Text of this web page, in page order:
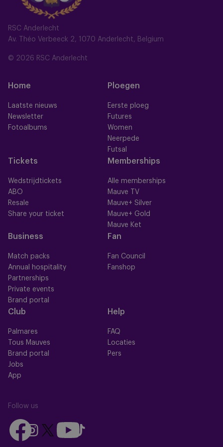
RSC Anderlecht
Av. Théo Verbeeck 2, 1070 Anderlecht, Belgium
© 2026 RSC Anderlecht
Home
Laatste nieuws
Newsletter
Fotoalbums
Ploegen
Eerste ploeg
Futures
Women
Neerpede
Futsal
Tickets
Wedstrijdtickets
ABO
Resale
Share your ticket
Memberships
Alle memberships
Mauve TV
Mauve+ Silver
Mauve+ Gold
Mauve Ket
Business
Match packs
Annual hospitality
Partnerships
Private events
Brand portal
Fan
Fan Council
Fanshop
Club
Palmares
Tous Mauves
Brand portal
Jobs
App
Help
FAQ
Locaties
Pers
Follow us
Follow
us
Follow
us
Follow
Follow
us
Follow
us